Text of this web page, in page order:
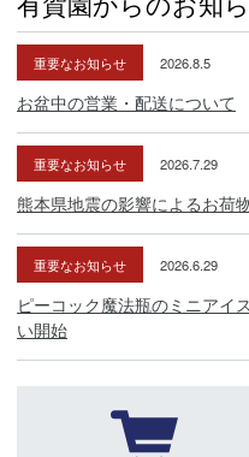
重要なお知らせ 2026.8.5
お盆中の営業・配送について
重要なお知らせ 2026.7.29
熊本県地震の影響によるお荷
重要なお知らせ 2026.6.29
ピーコック魔法瓶のミニアイ
い開始